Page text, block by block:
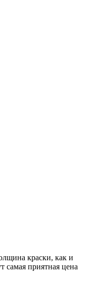
краски, как и
самая приятная цена